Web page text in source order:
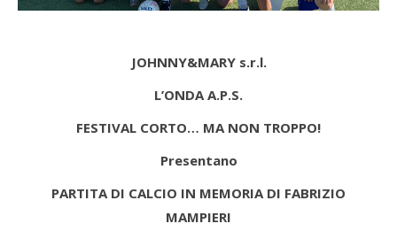
JOHNNY&MARY s.r.l.
L’ONDA A.P.S.
FESTIVAL CORTO… MA NON TROPPO!
Presentano
PARTITA DI CALCIO IN MEMORIA DI FABRIZIO
MAMPIERI